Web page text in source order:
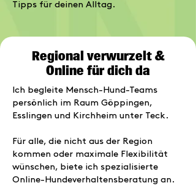
Tipps für deinen Alltag.
Regional verwurzelt &
Online für dich da
Ich begleite Mensch-Hund-Teams
persönlich im Raum Göppingen,
Esslingen und Kirchheim unter Teck.
Für alle, die nicht aus der Region
kommen oder maximale Flexibilität
wünschen, biete ich spezialisierte
Online-Hundeverhaltensberatung an.